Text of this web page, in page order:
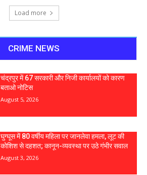
Load more
CRIME NEWS
चंद्रपुर में 67 सरकारी और निजी कार्यालयों को कारण
बताओ नोटिस
August 5, 2026
घुग्घूस में 80 वर्षीय महिला पर जानलेवा हमला, लूट की
कोशिश से दहशत; कानून-व्यवस्था पर उठे गंभीर सवाल
August 3, 2026